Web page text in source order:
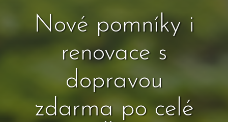
Nové pomníky i
renovace s
dopravou
zdarma po celé